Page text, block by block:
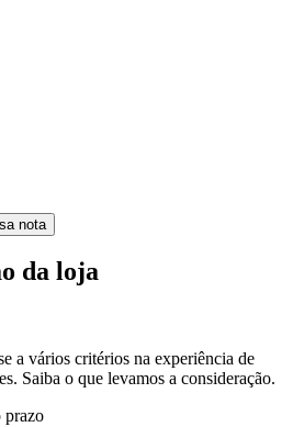
nota
da loja
a vários critérios na experiência de
Saiba o que levamos a consideração.
prazo